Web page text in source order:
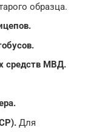
образца.
средств МВД.
Для